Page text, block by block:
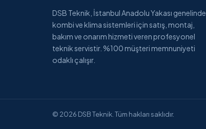
DSB Teknik, İstanbul Anadolu Yakası genelinde
kombi ve klima sistemleri için satış, montaj,
bakım ve onarım hizmeti veren profesyonel
teknik servistir. %100 müşteri memnuniyeti
odaklı çalışır.
© 2026 DSB Teknik. Tüm hakları saklıdır.